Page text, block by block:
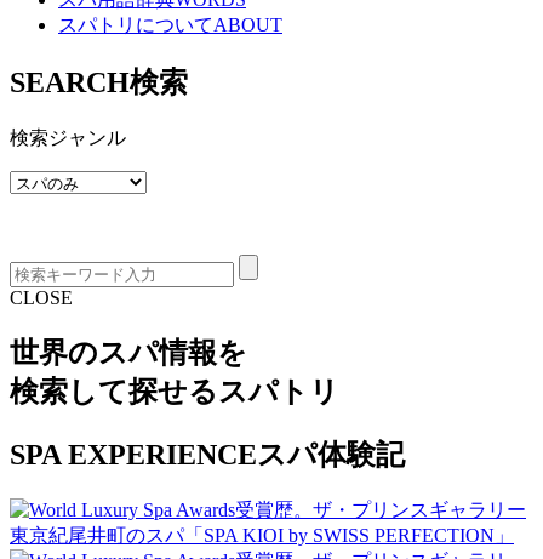
スパトリについてABOUT
SEARCH検索
検索ジャンル
CLOSE
世界のスパ情報を
検索して探せるスパトリ
SPA EXPERIENCEスパ体験記